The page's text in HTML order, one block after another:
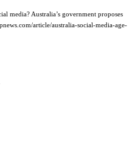
media? Australia’s government proposes
article/australia-social-media-age-